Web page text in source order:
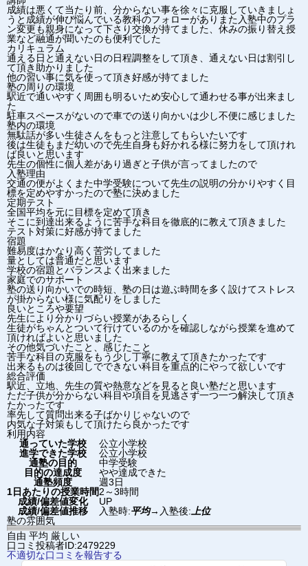
成績は悪くて当たり前、分からない事を徐々に克服していきましょ
うと成績が伸び悩んでいる教科のフォローがありまた入塾中のプラ
ン変更も親身になって下さり交換が持てました、休みの振り替え授
業など融通が聞いたのも便利でした
カリキュラム
通える日と通えない日の日程調整をして頂き、通えない日は割引し
て頂き助かりました
他の習い事に気を使って頂き好感が持てました
塾の周りの環境
駅近で通いやすく周囲も明るいため安心して通わせる事が出来まし
た
駐車スペースがないので車での送り向かいは少し不便に感じました
塾内の環境
無駄話が多い生徒さんをもっと注意してもらいたいです
後は生徒もまだ幼いので先生自身も好かれる様に努力をして頂けれ
ば良いと思います
先生の個性に個人差があり過ぎと子供が言ってましたので
入塾理由
交通の便がよくまた中学受験について先生の説明の分かりやすく目
標を定めやすかったので塾に決めました
定期テスト
全国平均を元に目標を定めて頂き
そこに到達出来るように苦手な科目を徹底的に教えて頂きました
テスト対策に好感が持てました
宿題
難易度はかなり高く苦労してました
量としては普通だと思います
学校の宿題とバランスよく出来ました
家庭でのサポート
塾の送り向かいでの時短、塾の日は遊ぶ時間を多く設けてストレス
が掛からない様に気配りをしました
良いところや要望
先生により分かりづらい授業があるらしく
生徒がちゃんとついて行けているのかを確認しながら授業を進めて
頂ければよいと思いました
その他気づいたこと、感じたこと
苦手な科目の克服をもう少し丁寧に教えて頂きたかったです
出来るものは後回しでできない科目を重点的にやって欲しいです
総合評価
駅近、立地、先生の質や熱意などを見ると良い塾だと思います
ただ子供が分からない科目や項目を見逃さず一つ一つ解決して頂き
たかったです
率先して質問出来る子ばかりじゃないので
内気な子対策もして頂けたら良かったです
利用内容
通っていた学校
公立小学校
進学できた学校
公立小学校
通塾の目的
中学受験
目的の達成度
やや達成できた
通塾頻度
週3日
1日あたりの授業時間2～3時間
成績/偏差値変化
UP
成績/偏差値推移
入塾時:平均→ 入塾後: 上位
塾の雰囲気
自由 平均 厳しい
口コミ投稿者ID:2479229
不適切な口コミを報告する